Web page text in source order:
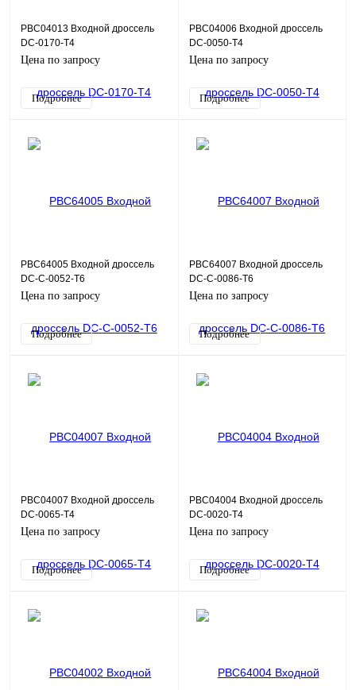
PBC04013 Входной дроссель
DC-0170-T4
Цена по запросу
Подробнее
PBC04006 Входной дроссель
DC-0050-T4
Цена по запросу
Подробнее
PBC64005 Входной дроссель
DC-C-0052-T6
Цена по запросу
Подробнее
PBC64007 Входной дроссель
DC-C-0086-T6
Цена по запросу
Подробнее
PBC04007 Входной дроссель
DC-0065-T4
Цена по запросу
Подробнее
PBC04004 Входной дроссель
DC-0020-T4
Цена по запросу
Подробнее